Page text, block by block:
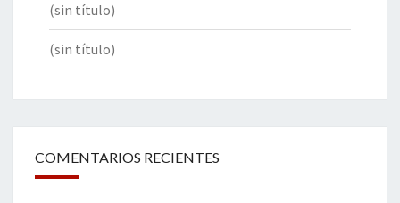
(sin título)
(sin título)
COMENTARIOS RECIENTES